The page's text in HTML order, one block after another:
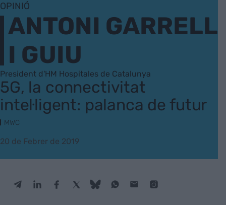
OPINIÓ
ANTONI GARRELL
I GUIU
President d'HM Hospitales de Catalunya
5G, la connectivitat
intel·ligent: palanca de futur
MWC
20 de Febrer de 2019